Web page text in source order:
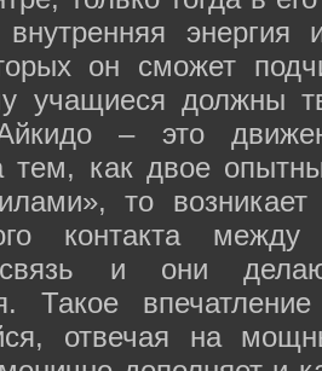
внутренняя
он сможет
учащиеся должны
– это
тем, как двое
то возникает
контакта
связь и они
Такое
отвечая на